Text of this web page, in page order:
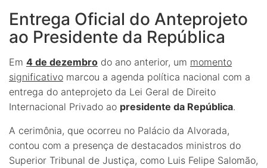
Entrega Oficial do Anteprojeto
ao Presidente da República
Em 4 de dezembro do ano anterior, um momento
significativo marcou a agenda política nacional com a
entrega do anteprojeto da Lei Geral de Direito
Internacional Privado ao presidente da República.
A cerimônia, que ocorreu no Palácio da Alvorada,
contou com a presença de destacados ministros do
Superior Tribunal de Justiça, como Luis Felipe Salomão,